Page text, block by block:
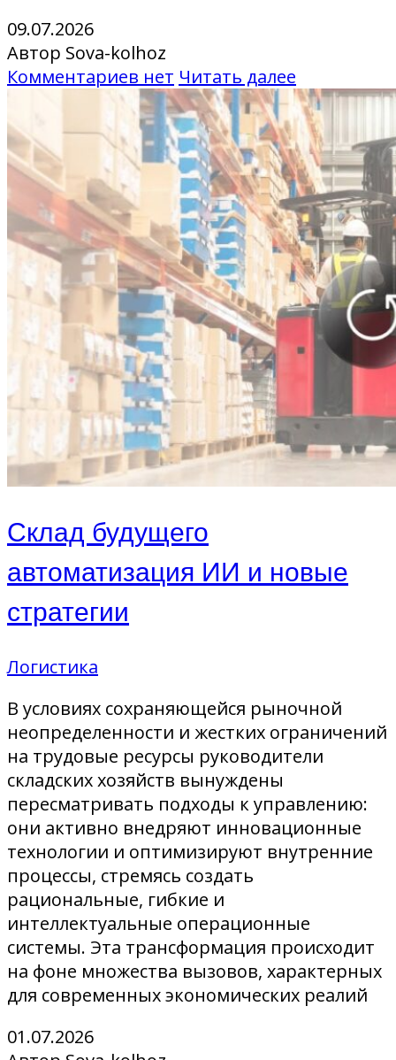
09.07.2026
Автор Sova-kolhoz
Комментариев нет Читать далее
Склад будущего
автоматизация ИИ и новые
стратегии
Логистика
В условиях сохраняющейся рыночной
неопределенности и жестких ограничений
на трудовые ресурсы руководители
складских хозяйств вынуждены
пересматривать подходы к управлению:
они активно внедряют инновационные
технологии и оптимизируют внутренние
процессы, стремясь создать
рациональные, гибкие и
интеллектуальные операционные
системы. Эта трансформация происходит
на фоне множества вызовов, характерных
для современных экономических реалий
01.07.2026